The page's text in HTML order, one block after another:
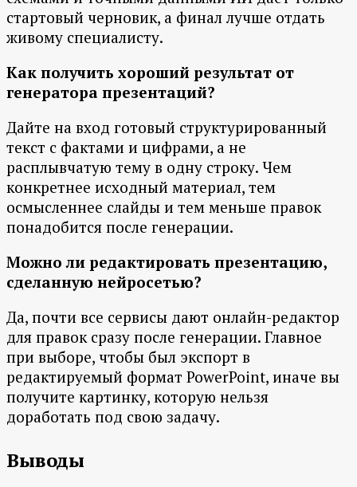
стартовый черновик, а финал лучше отдать
живому специалисту.
Как получить хороший результат от
генератора презентаций?
Дайте на вход готовый структурированный
текст с фактами и цифрами, а не
расплывчатую тему в одну строку. Чем
конкретнее исходный материал, тем
осмысленнее слайды и тем меньше правок
понадобится после генерации.
Можно ли редактировать презентацию,
сделанную нейросетью?
Да, почти все сервисы дают онлайн-редактор
для правок сразу после генерации. Главное
при выборе, чтобы был экспорт в
редактируемый формат PowerPoint, иначе вы
получите картинку, которую нельзя
доработать под свою задачу.
Выводы